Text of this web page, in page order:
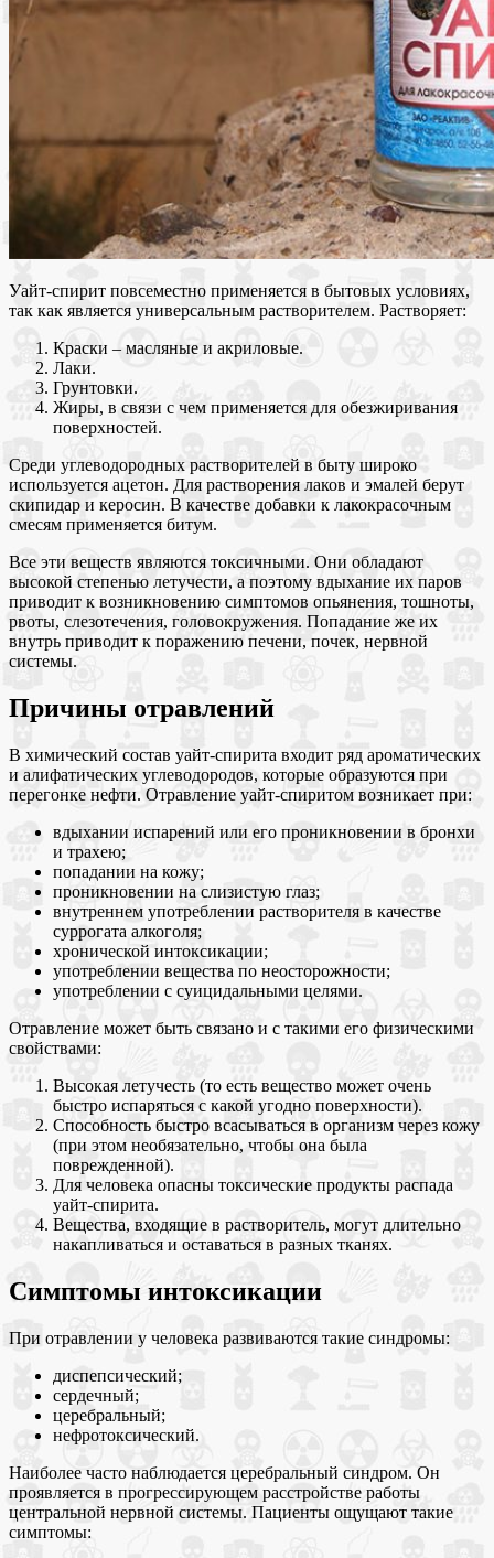
Уайт-спирит повсеместно применяется в бытовых условиях,
так как является универсальным растворителем. Растворяет:
Краски – масляные и акриловые.
Лаки.
Грунтовки.
Жиры, в связи с чем применяется для обезжиривания
поверхностей.
Среди углеводородных растворителей в быту широко
используется ацетон. Для растворения лаков и эмалей берут
скипидар и керосин. В качестве добавки к лакокрасочным
смесям применяется битум.
Все эти веществ являются токсичными. Они обладают
высокой степенью летучести, а поэтому вдыхание их паров
приводит к возникновению симптомов опьянения, тошноты,
рвоты, слезотечения, головокружения. Попадание же их
внутрь приводит к поражению печени, почек, нервной
системы.
Причины отравлений
В химический состав уайт-спирита входит ряд ароматических
и алифатических углеводородов, которые образуются при
перегонке нефти. Отравление уайт-спиритом возникает при:
вдыхании испарений или его проникновении в бронхи
и трахею;
попадании на кожу;
проникновении на слизистую глаз;
внутреннем употреблении растворителя в качестве
суррогата алкоголя;
хронической интоксикации;
употреблении вещества по неосторожности;
употреблении с суицидальными целями.
Отравление может быть связано и с такими его физическими
свойствами:
Высокая летучесть (то есть вещество может очень
быстро испаряться с какой угодно поверхности).
Способность быстро всасываться в организм через кожу
(при этом необязательно, чтобы она была
поврежденной).
Для человека опасны токсические продукты распада
уайт-спирита.
Вещества, входящие в растворитель, могут длительно
накапливаться и оставаться в разных тканях.
Симптомы интоксикации
При отравлении у человека развиваются такие синдромы:
диспепсический;
сердечный;
церебральный;
нефротоксический.
Наиболее часто наблюдается церебральный синдром. Он
проявляется в прогрессирующем расстройстве работы
центральной нервной системы. Пациенты ощущают такие
симптомы: